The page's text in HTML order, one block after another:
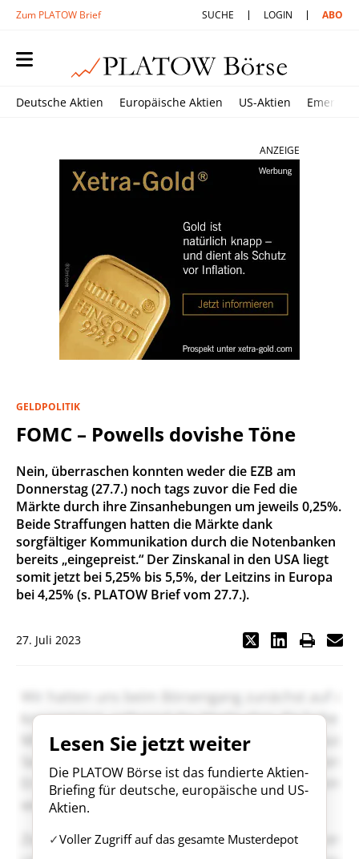
Zum PLATOW Brief SUCHE LOGIN ABO
Deutsche Aktien Europäische Aktien US-Aktien
ANZEIGE
GELDPOLITIK
FOMC – Powells dovishe Töne
Nein, überraschen konnten weder die EZB am
Donnerstag (27.7.) noch tags zuvor die Fed die
Märkte durch ihre Zinsanhebungen um jeweils 0,25%.
Beide Straffungen hatten die Märkte dank
sorgfältiger Kommunikation durch die Notenbanken
bereits „eingepreist.“ Der Zinskanal in den USA liegt
somit jetzt bei 5,25% bis 5,5%, der Leitzins in Europa
bei 4,25% (s. PLATOW Brief vom 27.7.).
27. Juli 2023
Lesen Sie jetzt weiter
Die PLATOW Börse ist das fundierte Aktien-
Briefing für deutsche, europäische und US-
Aktien.
Voller Zugriff auf das gesamte Musterdepot